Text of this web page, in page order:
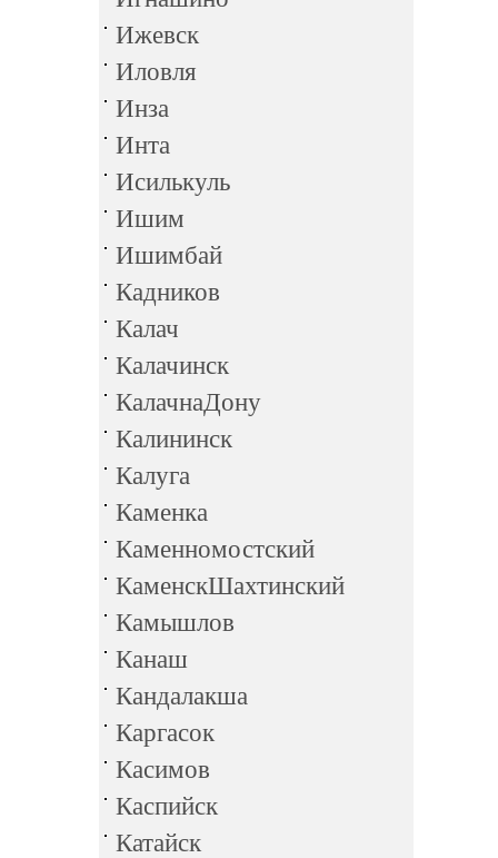
Ижевск
Иловля
Инза
Инта
Исилькуль
Ишим
Ишимбай
Кадников
Калач
Калачинск
КалачнаДону
Калининск
Калуга
Каменка
Каменномостский
КаменскШахтинский
Камышлов
Канаш
Кандалакша
Каргасок
Касимов
Каспийск
Катайск